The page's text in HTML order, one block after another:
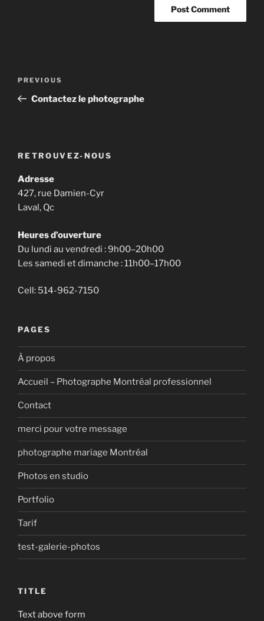
Previous
Post
PREVIOUS
Contactez le photographe
RETROUVEZ-NOUS
Adresse
427, rue Damien-Cyr
Laval, Qc
Heures d’ouverture
Du lundi au vendredi : 9h00–20h00
Les samedi et dimanche : 11h00–17h00
Cell: 514-962-7150
PAGES
À propos
Accueil – Photographe Montréal professionnel
Contact
merci pour votre message
photographe mariage Montréal
Photos en studio
Portfolio
Tarif
test-galerie-photos
TITLE
Text above form